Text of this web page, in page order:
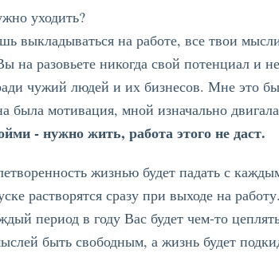
уходить?
выкладываться на работе, все твои
на разовьете никогда свой потенциал и
чужий людей и их бизнесов. Мне это
была мотивация, мной изначально
- нужно жить, работа этого не даст.
жизнью будет падать с
растворятся сразу при выходе на
период в году Вас будет чем-то
быть свободным, а жизнь будет